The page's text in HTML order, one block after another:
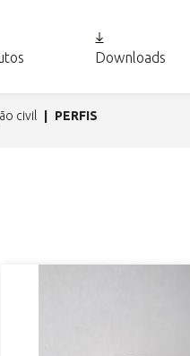
Downloads
civil PERFIS